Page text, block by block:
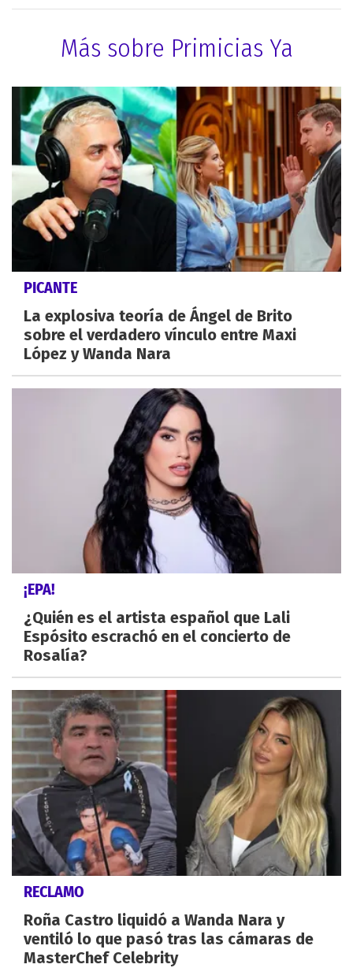
Más sobre Primicias Ya
PICANTE
La explosiva teoría de Ángel de Brito
sobre el verdadero vínculo entre Maxi
López y Wanda Nara
¡EPA!
¿Quién es el artista español que Lali
Espósito escrachó en el concierto de
Rosalía?
RECLAMO
Roña Castro liquidó a Wanda Nara y
ventiló lo que pasó tras las cámaras de
MasterChef Celebrity